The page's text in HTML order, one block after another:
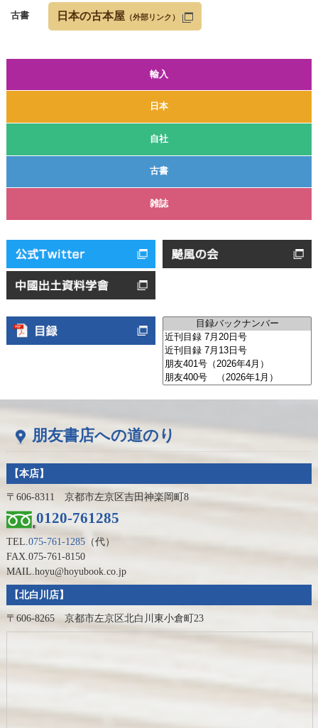
輸入
日本
自社
古書
雑誌
古書 日本の古本屋 （外部リンク）
朋友書店への道のり
【本店】
〒606-8311 京都市左京区吉田神楽岡町8
0120-761285
TEL.075-761-1285（代）
FAX.075-761-8150
MAIL.hoyu@hoyubook.co.jp
【北白川店】
〒606-8265 京都市左京区北白川東小倉町23